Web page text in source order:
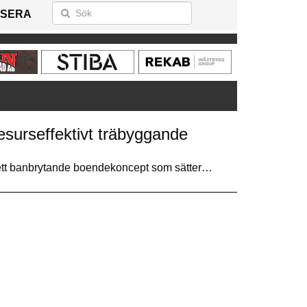
träbyggande
banbrytande boendekoncept som sätter…